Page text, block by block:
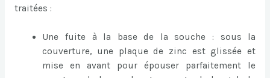
traitées :
Une fuite à la base de la souche : sous la
couverture, une plaque de zinc est glissée et
mise en avant pour épouser parfaitement le